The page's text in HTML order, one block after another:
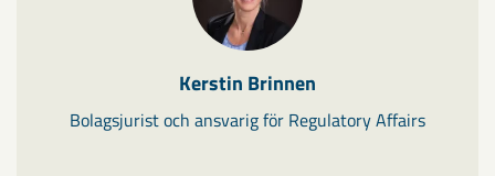
Kerstin Brinnen
Bolagsjurist och ansvarig för Regulatory Affairs